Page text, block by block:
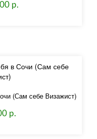
р.
(Сам себе Визажист)
р.